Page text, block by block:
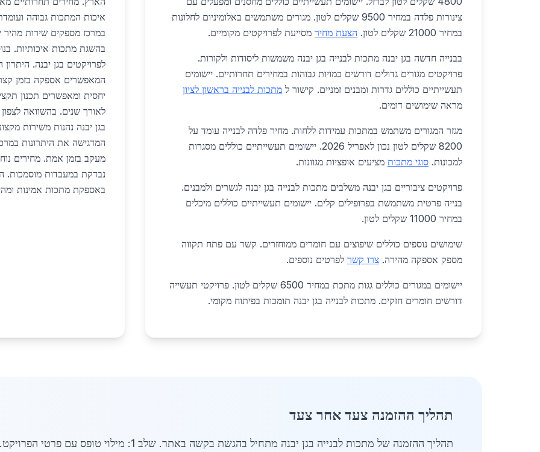
צינורות פלדה במחיר 9500 שקלים לטון. מגורים משתמשים באלומיניום לחלונות
במחיר 21000 שקלים לטון.
הצעת מחיר מסייעת לפרויקטים מקומיים.
בבנייה חדשה בגן יבנה מתכות לבנייה בגן יבנה משמשות ליסודות ולקורות.
פרויקטים מגורים גדולים דורשים כמויות גבוהות במחירים תחרותיים. יישומים
תעשייתיים כוללים גדרות ומבנים זמניים. קישור ל מתכות לבנייה בראשון לציון
מראה שימושים דומים.
מגזר המגורים משתמש במתכות עמידות ללחות. מחיר פלדה לבנייה עומד על
8200 שקלים לטון נכון לאפריל 2026. יישומים תעשייתיים כוללים מסגרות
למכונות. סוגי מתכות מציעים אופציות מגוונות.
פרויקטים ציבוריים בגן יבנה משלבים מתכות לבנייה בגן יבנה לגשרים ולמבנים.
בנייה פרטית משתמשת בפרופילים קלים. יישומים תעשייתיים כוללים מיכלים
במחיר 11000 שקלים לטון.
שימושים נוספים כוללים שיפוצים עם חומרים ממוחזרים. קשר עם פתח תקווה
מספק אספקה מהירה. צרו קשר לפרטים נוספים.
יישומים במגורים כוללים גגות מתכת במחיר 6500 שקלים לטון. פרויקטי תעשייה
דורשים חומרים חזקים. מתכות לבנייה בגן יבנה תומכות בפיתוח מקומי.
איכות המתכות גבוהה
במרכז מספקים שירות מהיר
בהשגת מתכות איכותיות.
לפרויקטים בגן יבנה.
יחסית ומאפשרים תכנון
לאורך שנים. בהשוואה
בגן יבנה נהנות משירות
המדגישה את היתרונות
מעקב בזמן אמת. מחירים
נבדקת במעבדות מוסמכות.
באספקת מתכות אמינות
תהליך ההזמנה צעד אחר צעד